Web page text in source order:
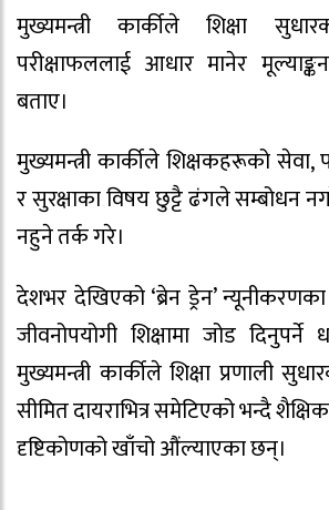
मुख्यमन्त्री कार्कीले शिक्षा
परीक्षाफललाई आधार मानेर
बताए।
मुख्यमन्त्री कार्कीले शिक्षकहरूको सेवा,
र सुरक्षाका विषय छुट्टै ढंगले सम्बोधन
नहुने तर्क गरे।
देशभर देखिएको ‘ब्रेन ड्रेन’
जीवनोपयोगी शिक्षामा जोड
मुख्यमन्त्री कार्कीले शिक्षा प्रणाली
सीमित दायराभित्र समेटिएको भन्दै
दृष्टिकोणको खाँचो औंल्याएका छन्।